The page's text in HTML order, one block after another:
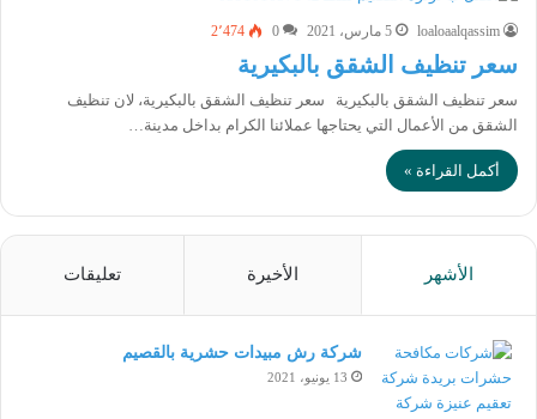
loaloaalqassim 5 مارس، 2021 0 2٬474
سعر تنظيف الشقق بالبكيرية
سعر تنظيف الشقق بالبكيرية سعر تنظيف الشقق بالبكيرية، لان تنظيف
الشقق من الأعمال التي يحتاجها عملائنا الكرام بداخل مدينة…
أكمل القراءة »
الأشهر الأخيرة تعليقات
شركة رش مبيدات حشرية بالقصيم
13 يونيو، 2021